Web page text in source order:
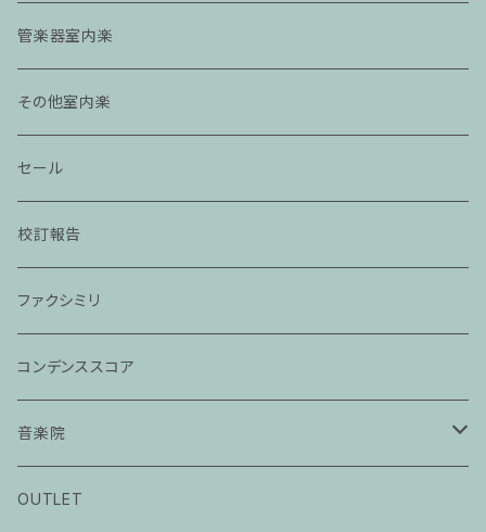
管楽器室内楽
その他室内楽
セール
校訂報告
ファクシミリ
コンデンススコア
音楽院
ピアノ科３０分レッスン
OUTLET